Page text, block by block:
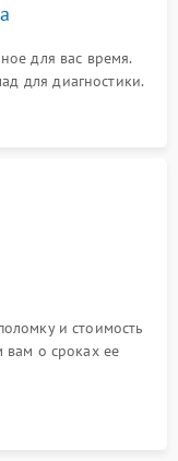
для вас время.
для диагностики.
и стоимость
вам о сроках ее